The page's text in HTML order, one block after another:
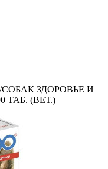
ЗДОРОВЬЕ И
ТАБ. (ВЕТ.)